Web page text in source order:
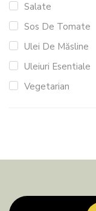
Salate
Sos De Tomate
Ulei De Măsline
Uleiuri Esentiale
Vegetarian